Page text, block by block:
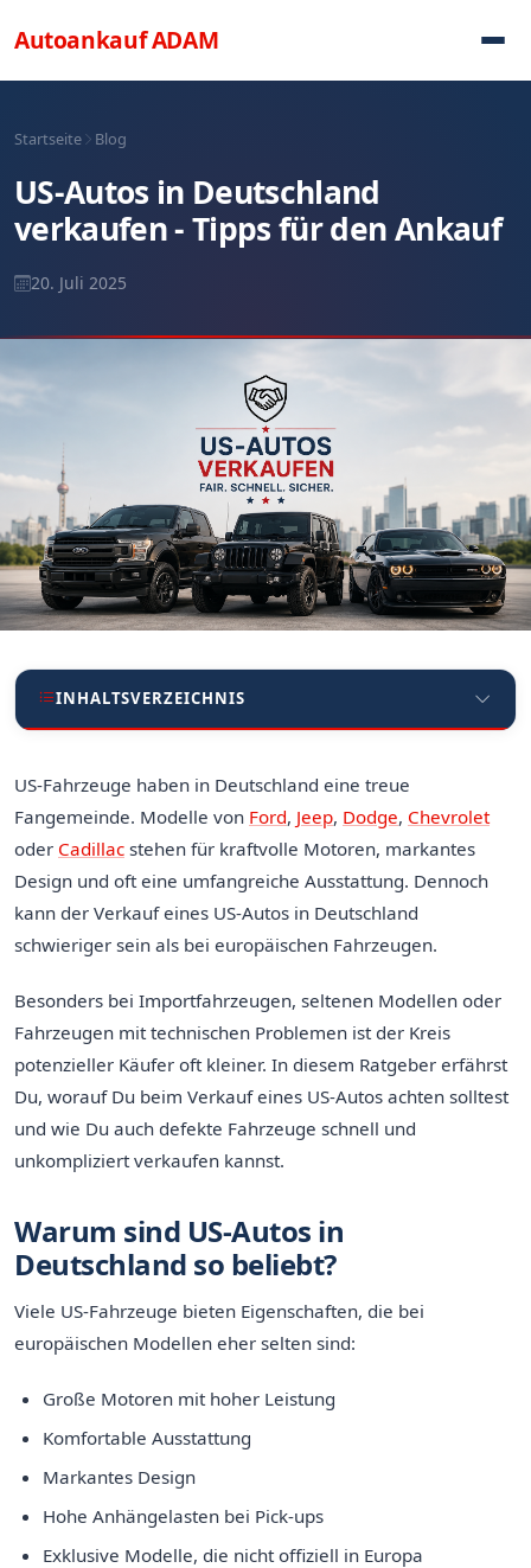
AutoankaufADAM
Startseite Blog
US-Autos in Deutschland
verkaufen - Tipps für den Ankauf
20. Juli 2025
INHALTSVERZEICHNIS
US-Fahrzeuge haben in Deutschland eine treue
Fangemeinde. Modelle von Ford, Jeep, Dodge, Chevrolet
oder Cadillac stehen für kraftvolle Motoren, markantes
Design und oft eine umfangreiche Ausstattung. Dennoch
kann der Verkauf eines US-Autos in Deutschland
schwieriger sein als bei europäischen Fahrzeugen.
Besonders bei Importfahrzeugen, seltenen Modellen oder
Fahrzeugen mit technischen Problemen ist der Kreis
potenzieller Käufer oft kleiner. In diesem Ratgeber erfährst
Du, worauf Du beim Verkauf eines US-Autos achten solltest
und wie Du auch defekte Fahrzeuge schnell und
unkompliziert verkaufen kannst.
Warum sind US-Autos in
Deutschland so beliebt?
Viele US-Fahrzeuge bieten Eigenschaften, die bei
europäischen Modellen eher selten sind:
Große Motoren mit hoher Leistung
Komfortable Ausstattung
Markantes Design
Hohe Anhängelasten bei Pick-ups
Exklusive Modelle, die nicht offiziell in Europa